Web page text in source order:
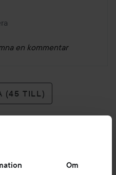
Om
en kommentar
(45 TILL)